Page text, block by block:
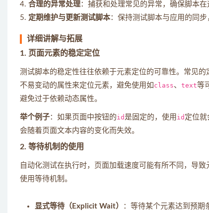
4. 合理的异常处理：捕获和处理常见的异常，确保脚本
5. 定期维护与更新测试脚本：保持测试脚本与应用的同
详细讲解与拓展
1. 页面元素的稳定定位
测试脚本的稳定性往往依赖于元素定位的可靠性。常见的
不易变动的属性来定位元素，避免使用如 class、 text等
避免过于依赖动态属性。
举个例子：如果页面中按钮的id是固定的，使用 id 定位就
会随着页面文本内容的变化而失效。
2. 等待机制的使用
自动化测试在执行时，页面加载速度可能有所不同，导
使用等待机制。
显式等待（Explicit Wait）
：等待某个元素达到预期